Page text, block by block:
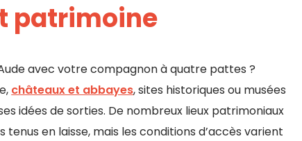
patrimoine
avec votre compagnon à quatre pattes ?
châteaux et abbayes, sites historiques ou musées
idées de sorties. De nombreux lieux patrimoniaux
tenus en laisse, mais les conditions d’accès varient